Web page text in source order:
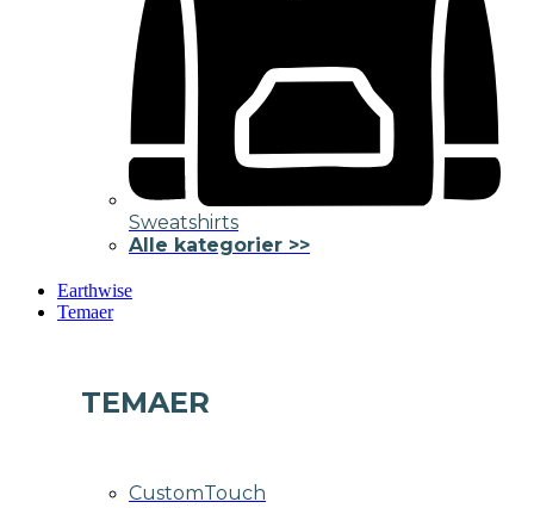
Sweatshirts
Alle kategorier >>
Earthwise
Temaer
TEMAER
CustomTouch